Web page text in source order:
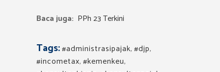
Baca juga: PPh 23 Terkini
Tags:#administrasipajak,#djp,
#incometax,#kemenkeu,